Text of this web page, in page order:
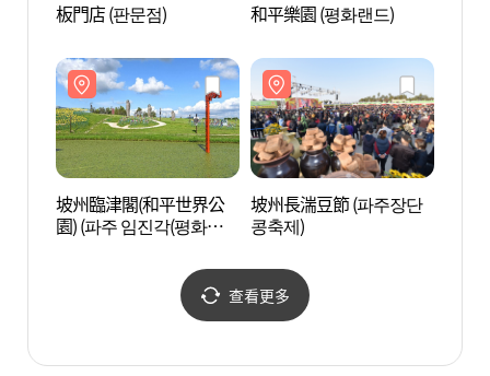
板門店 (판문점) 和平樂園 (평화랜드)
坡州臨津閣(和平世界公
園) (파주 임진각(평화누
坡州長湍豆節 (파주장단
콩축제)
查看更多